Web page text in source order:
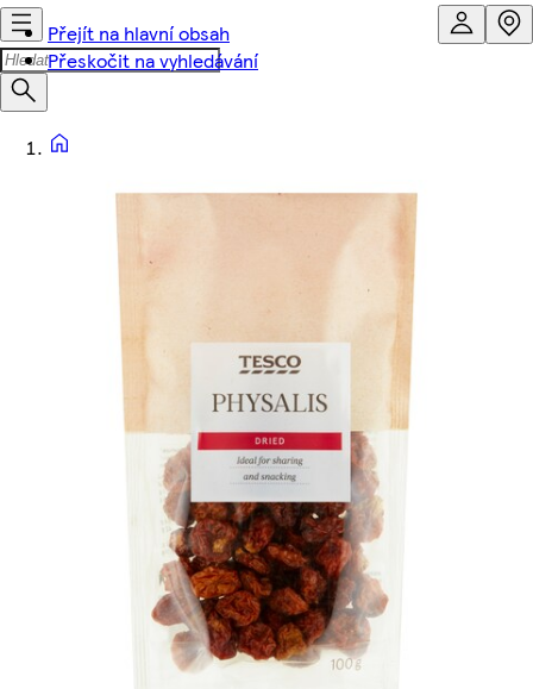
Přejít na hlavní obsah
Přeskočit na vyhledávání